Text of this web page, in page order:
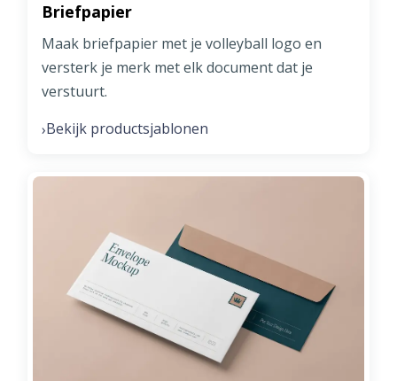
Briefpapier
Maak briefpapier met je volleyball logo en
versterk je merk met elk document dat je
verstuurt.
›Bekijk productsjablonen